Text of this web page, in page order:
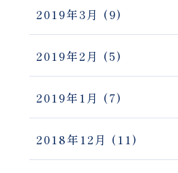
2019年3月 (9)
2019年2月 (5)
2019年1月 (7)
2018年12月 (11)